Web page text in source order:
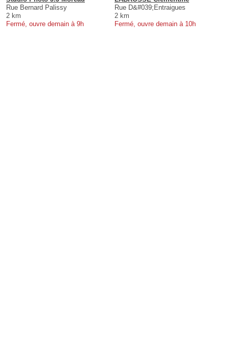
Rue Bernard Palissy
2 km
Fermé, ouvre demain à 9h
Rue D&#039;Entraigues
2 km
Fermé, ouvre demain à 10h